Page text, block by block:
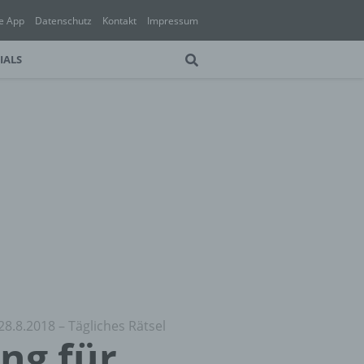
App Datenschutz Kontakt Impressum
– Tägliches Rätsel